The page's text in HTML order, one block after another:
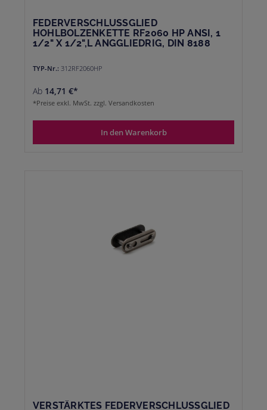
FEDERVERSCHLUSSGLIED
HOHLBOLZENKETTE RF2060 HP ANSI, 1
1/2" X 1/2",L ANGGLIEDRIG, DIN 8188
TYP-Nr.: 312RF2060HP
Ab 14,71 €*
*Preise exkl. MwSt. zzgl. Versandkosten
In den Warenkorb
VERSTÄRKTES FEDERVERSCHLUSSGLIED